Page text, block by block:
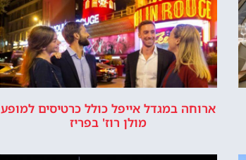
ארוחה במגדל אייפל כולל כרטיסים למופע
מולן רוז' בפריז